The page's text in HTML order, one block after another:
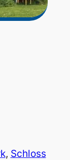
, Schloss